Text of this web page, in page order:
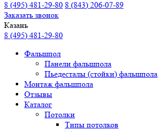
8 (495) 481-29-80 8 (843) 206-07-89
Заказать звонок
Казань
8 (495) 481-29-80
Фальшпол
Панели фальшпола
Пьедесталы (стойки) фальшпола
Монтаж фальшпола
Отзывы
Каталог
Потолки
Типы потолков